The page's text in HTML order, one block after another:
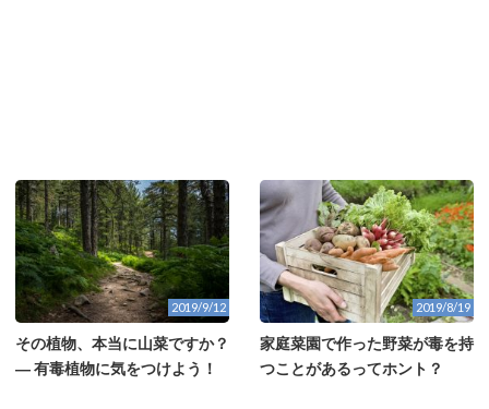
2019/9/12
その植物、本当に山菜ですか？
― 有毒植物に気をつけよう！
2019/8/19
家庭菜園で作った野菜が毒を持
つことがあるってホント？